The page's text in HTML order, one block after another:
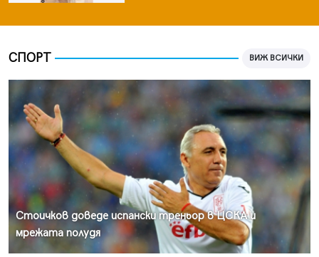
СПОРТ ВИЖ ВСИЧКИ
Стоичков доведе испански треньор в ЦСКА и
мрежата полудя